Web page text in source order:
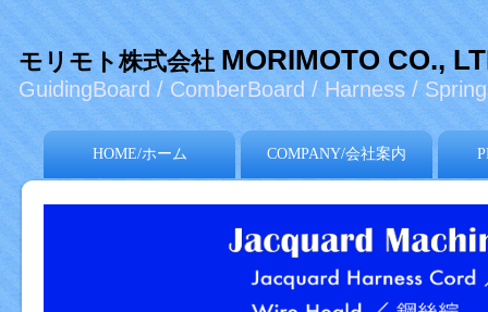
モリモト株式会社MORIMOTO CO.,
GuidingBoard / ComberBoard / Harness /
HOME/ホーム COMPANY/会社案内